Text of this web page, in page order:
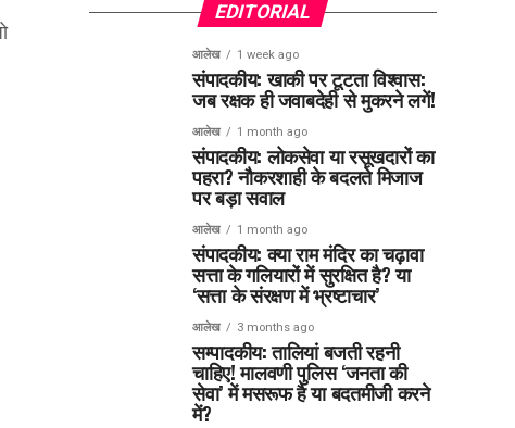
EDITORIAL
आलेख 1 week ago
संपादकीय: खाकी पर टूटता विश्वास:
जब रक्षक ही जवाबदेही से मुकरने लगें!
आलेख 1 month ago
संपादकीय: लोकसेवा या रसूखदारों का
पहरा? नौकरशाही के बदलते मिजाज
पर बड़ा सवाल
आलेख 1 month ago
संपादकीय: क्या राम मंदिर का चढ़ावा
सत्ता के गलियारों में सुरक्षित है? या
‘सत्ता के संरक्षण में भ्रष्टाचार’
आलेख 3 months ago
सम्पादकीय: तालियां बजती रहनी
चाहिए! मालवणी पुलिस ‘जनता की
सेवा’ में मसरूफ है या बदतमीजी करने
में?